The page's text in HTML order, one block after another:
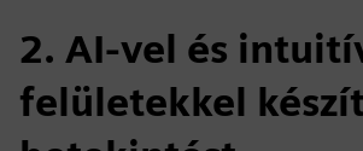
2. AI-vel és
felületekkel